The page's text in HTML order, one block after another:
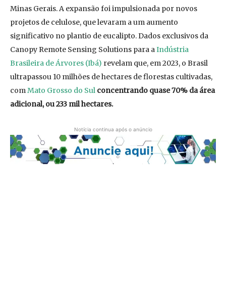
Minas Gerais. A expansão foi impulsionada por novos
projetos de celulose, que levaram a um aumento
significativo no plantio de eucalipto. Dados exclusivos da
Canopy Remote Sensing Solutions para aIndústria
Brasileira de Árvores (Ibá) revelam que, em 2023, o Brasil
ultrapassou 10 milhões de hectares de florestas cultivadas,
comMato Grosso do Sul concentrando quase 70% da área
adicional, ou 233 mil hectares.
Notícia continua após o anúncio